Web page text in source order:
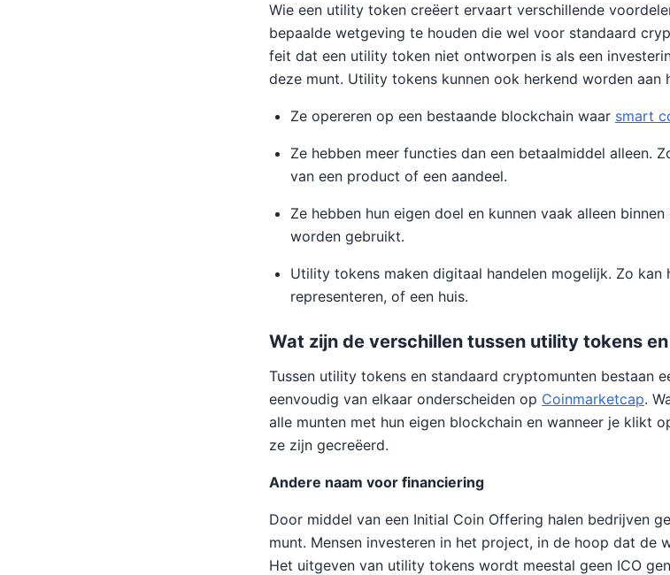
Wie een utility token creëert ervaart verschillende
bepaalde wetgeving te houden die wel voor standaard
feit dat een utility token niet ontworpen is als een
deze munt. Utility tokens kunnen ook herkend worden aan
Ze opereren op een bestaande blockchain waar smart
Ze hebben meer functies dan een betaalmiddel alleen.
van een product of een aandeel.
Ze hebben hun eigen doel en kunnen vaak alleen
worden gebruikt.
Utility tokens maken digitaal handelen mogelijk. Zo kan
representeren, of een huis.
Wat zijn de verschillen tussen utility tokens
Tussen utility tokens en standaard cryptomunten bestaan
eenvoudig van elkaar onderscheiden op Coinmarketcap.
alle munten met hun eigen blockchain en wanneer je klikt
ze zijn gecreëerd.
Andere naam voor financiering
Door middel van een Initial Coin Offering halen bedrijven
munt. Mensen investeren in het project, in de hoop dat de
Het uitgeven van utility tokens wordt meestal geen ICO